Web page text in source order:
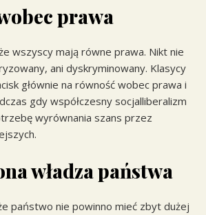
prawa
wszyscy mają równe prawa. Nikt nie
ani dyskryminowany. Klasycy
głównie na równość wobec prawa i
gdy współczesny socjalliberalizm
wyrównania szans przez
władza państwa
państwo nie powinno mieć zbyt dużej